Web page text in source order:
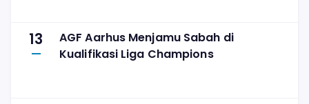
13
AGF Aarhus Menjamu Sabah di
Kualifikasi Liga Champions